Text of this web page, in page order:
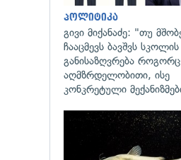
პოლიტიკა
გივი მიქანაძე: "თუ
ჩააცმევს ბავშვს
განისაზღვრება როგორც
აღმზრდელობითი, ისე
კონკრეტული